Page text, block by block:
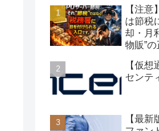
【注
は節税
却・月
物販”
【仮
センテ
【最新